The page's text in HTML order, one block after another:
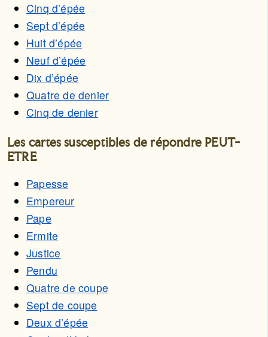
Cinq d’épée
Sept d’épée
Huit d’épée
Neuf d’épée
Dix d’épée
Quatre de denier
Cinq de denier
Les cartes susceptibles de répondre PEUT-
ETRE
Papesse
Empereur
Pape
Ermite
Justice
Pendu
Quatre de coupe
Sept de coupe
Deux d’épée